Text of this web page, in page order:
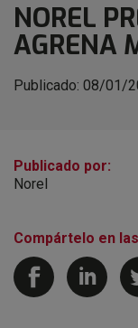
NOREL
AGRENA
Publicado: 08/01/
Publicado por:
Norel
Compártelo en